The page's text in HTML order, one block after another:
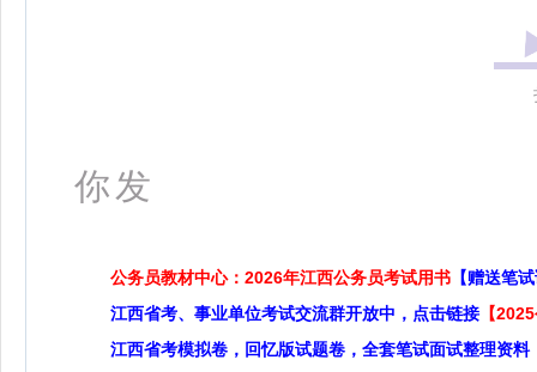
你发
公务员教材中心：2026年江西公务员考试用书 【赠送笔
江西省考、事业单位考试交流群开放中，点击链接 【
江西省考模拟卷，回忆版试题卷，全套笔试面试整理资料